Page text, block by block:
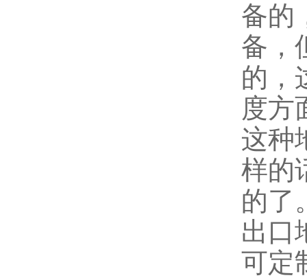
备的
备，
的，
度方
这种
样的
的了
出口
可定